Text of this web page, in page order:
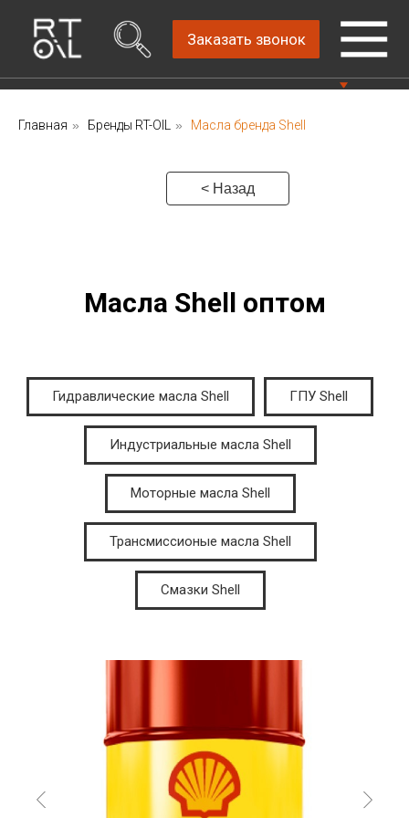
Прямой дистрибьютор
Консультации Пн-Пт: 9.00-18.00
Заказать звонок
4.8
Главная » Бренды RT-OIL » Масла бренда Shell
< Назад
Масла Shell оптом
Гидравлические масла Shell ГПУ Shell
Индустриальные масла Shell
Моторные масла Shell
Трансмиссионые масла Shell
Смазки Shell